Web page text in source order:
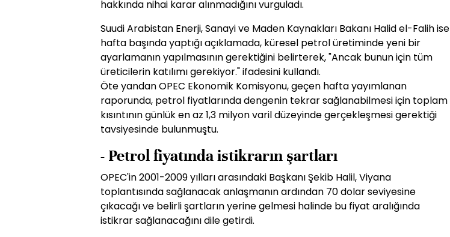
hakkında nihai karar alınmadığını vurguladı.
Suudi Arabistan Enerji, Sanayi ve Maden Kaynakları Bakanı Halid el-Falih ise
hafta başında yaptığı açıklamada, küresel petrol üretiminde yeni bir
ayarlamanın yapılmasının gerektiğini belirterek, "Ancak bunun için tüm
üreticilerin katılımı gerekiyor." ifadesini kullandı.
Öte yandan OPEC Ekonomik Komisyonu, geçen hafta yayımlanan
raporunda, petrol fiyatlarında dengenin tekrar sağlanabilmesi için toplam
kısıntının günlük en az 1,3 milyon varil düzeyinde gerçekleşmesi gerektiği
tavsiyesinde bulunmuştu.
- Petrol fiyatında istikrarın şartları
OPEC'in 2001-2009 yılları arasındaki Başkanı Şekib Halil, Viyana
toplantısında sağlanacak anlaşmanın ardından 70 dolar seviyesine
çıkacağı ve belirli şartların yerine gelmesi halinde bu fiyat aralığında
istikrar sağlanacağını dile getirdi.